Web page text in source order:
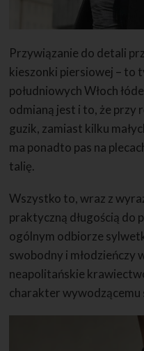
Przywiązanie do detali
kieszonki piersiowej – to
południowych Włoch
odmianą jest i to, że przy
guzik, zamiast kilku
ma ponadto pas na
talię.
Wszystko to, wraz z
praktyczną długością do
ogólnym odbiorze
swobodny i młodzieńczy
neapolitańskie
charakter